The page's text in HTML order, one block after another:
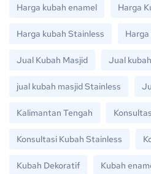
Harga kubah enamel Harga
Harga kubah Stainless
Jual Kubah Masjid Jual
jual kubah masjid Stainless
Kalimantan Tengah
Konsultasi Kubah Stainless
Kubah Dekoratif Kubah